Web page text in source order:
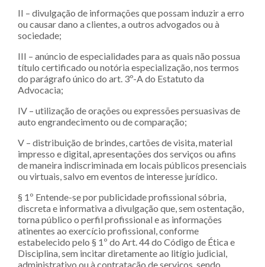
II – divulgação de informações que possam induzir a erro
ou causar dano a clientes, a outros advogados ou à
sociedade;
III – anúncio de especialidades para as quais não possua
título certificado ou notória especialização, nos termos
do parágrafo único do art. 3º-A do Estatuto da
Advocacia;
IV – utilização de orações ou expressões persuasivas de
auto engrandecimento ou de comparação;
V – distribuição de brindes, cartões de visita, material
impresso e digital, apresentações dos serviços ou afins
de maneira indiscriminada em locais públicos presenciais
ou virtuais, salvo em eventos de interesse jurídico.
§ 1º Entende-se por publicidade profissional sóbria,
discreta e informativa a divulgação que, sem ostentação,
torna público o perfil profissional e as informações
atinentes ao exercício profissional, conforme
estabelecido pelo § 1º do Art. 44 do Código de Ética e
Disciplina, sem incitar diretamente ao litígio judicial,
administrativo ou à contratação de serviços, sendo